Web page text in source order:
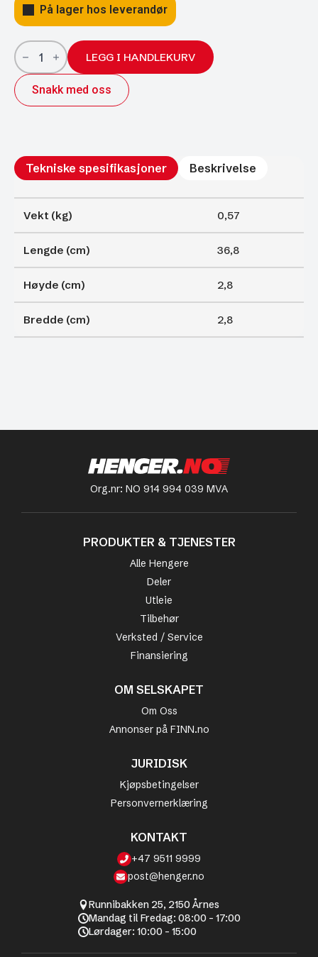
På lager hos leverandør
Gassfjærer
Arctic
27/14;
368/150
900N
antall
LEGG I HANDLEKURV
Snakk med oss
Tekniske spesifikasjoner Beskrivelse
Vekt (kg) 0,57
Lengde (cm) 36,8
Høyde (cm) 2,8
Bredde (cm) 2,8
Org.nr: NO 914 994 039 MVA
PRODUKTER & TJENESTER
Alle Hengere
Deler
Utleie
Tilbehør
Verksted / Service
Finansiering
OM SELSKAPET
Om Oss
Annonser på FINN.no
JURIDISK
Kjøpsbetingelser
Personvernerklæring
KONTAKT
+47 9511 9999
post@henger.no
Runnibakken 25, 2150 Årnes
Mandag til Fredag: 08:00 - 17:00
Lørdager: 10:00 - 15:00